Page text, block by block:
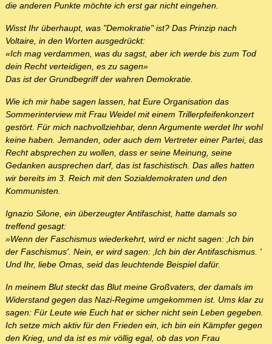
die anderen Punkte möchte ich erst gar nicht eingehen.
Wisst Ihr überhaupt, was "Demokratie" ist? Das Prinzip nach
Voltaire, in den Worten ausgedrückt:
«Ich mag verdammen, was du sagst, aber ich werde bis zum Tod
dein Recht verteidigen, es zu sagen»
Das ist der Grundbegriff der wahren Demokratie.
Wie ich mir habe sagen lassen, hat Eure Organisation das
Sommerinterview mit Frau Weidel mit einem Trillerpfeifenkonzert
gestört. Für mich nachvollziehbar, denn Argumente werdet Ihr wohl
keine haben. Jemanden, oder auch dem Vertreter einer Partei, das
Recht absprechen zu wollen, dass er seine Meinung, seine
Gedanken ausprechen darf, das ist faschistisch. Das alles hatten
wir bereits im 3. Reich mit den Sozialdemokraten und den
Kommunisten.
Ignazio Silone, ein überzeugter Antifaschist, hatte damals so
treffend gesagt:
»Wenn der Faschismus wiederkehrt, wird er nicht sagen: ‚Ich bin
der Faschismus'. Nein, er wird sagen: ‚Ich bin der Antifaschismus. '
Und Ihr, liebe Omas, seid das leuchtende Beispiel dafür.
In meinem Blut steckt das Blut meine Großvaters, der damals im
Widerstand gegen das Nazi-Regime umgekommen ist. Ums klar zu
sagen: Für Leute wie Euch hat er sicher nicht sein Leben gegeben.
Ich setze mich aktiv für den Frieden ein, ich bin ein Kämpfer gegen
den Krieg, und da ist es mir völlig egal, ob das von Frau